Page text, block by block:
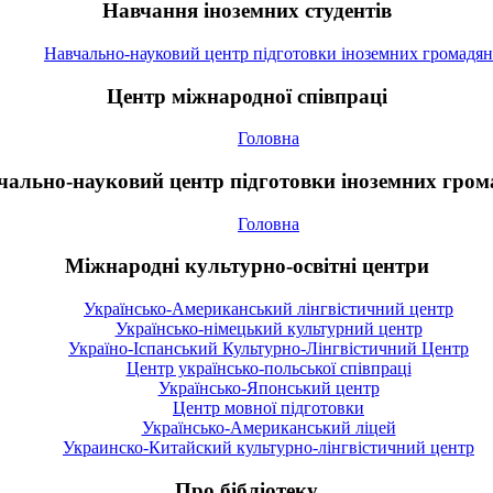
Навчання іноземних студентів
Навчально-науковий центр підготовки іноземних громадян
Центр міжнародної співпраці
Головна
науковий центр підготовки іноземних
Головна
Міжнародні культурно-освітні центри
Українсько-Американський лінгвістичний центр
Українсько-німецький культурний центр
Україно-Іспанський Культурно-Лінгвістичний Центр
Центр українсько-польської співпраці
Українсько-Японський центр
Центр мовної підготовки
Українсько-Американський ліцей
Украинско-Китайский культурно-лінгвістичний центр